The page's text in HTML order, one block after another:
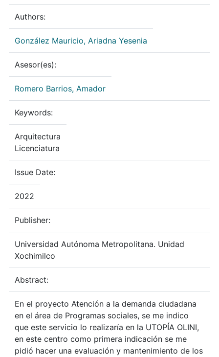
Authors:
González Mauricio, Ariadna Yesenia
Asesor(es):
Romero Barrios, Amador
Keywords:
Arquitectura
Licenciatura
Issue Date:
2022
Publisher:
Universidad Autónoma Metropolitana. Unidad
Xochimilco
Abstract:
En el proyecto Atención a la demanda ciudadana
en el área de Programas sociales, se me indico
que este servicio lo realizaría en la UTOPÍA OLINI,
en este centro como primera indicación se me
pidió hacer una evaluación y mantenimiento de los